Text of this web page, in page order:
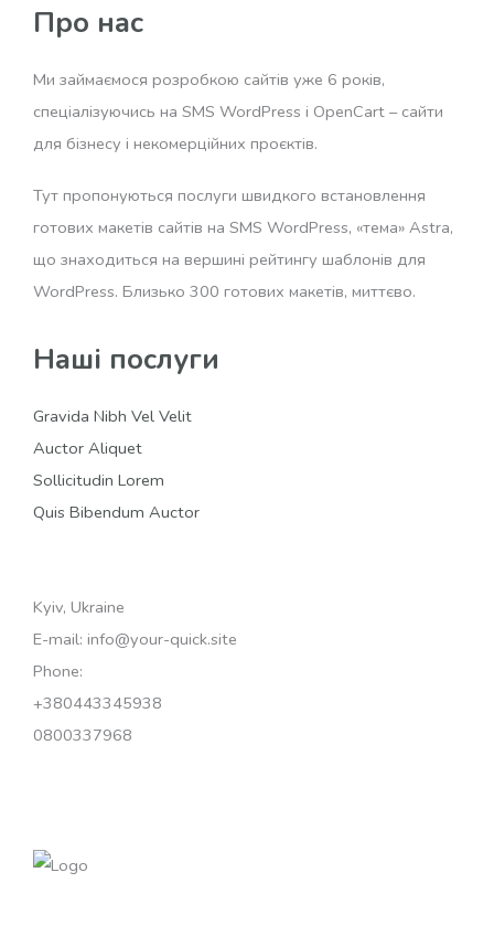
Про нас
Ми займаємося розробкою сайтів уже 6 років,
спеціалізуючись на SMS WordPress і OpenCart – сайти
для бізнесу і некомерційних проєктів.
Тут пропонуються послуги швидкого встановлення
готових макетів сайтів на SMS WordPress, «тема» Astra,
що знаходиться на вершині рейтингу шаблонів для
WordPress. Близько 300 готових макетів, миттєво.
Наші послуги
Gravida Nibh Vel Velit
Auctor Aliquet
Sollicitudin Lorem
Quis Bibendum Auctor
Kyiv, Ukraine
E-mail: info@your-quick.site
Phone:
+380443345938
0800337968